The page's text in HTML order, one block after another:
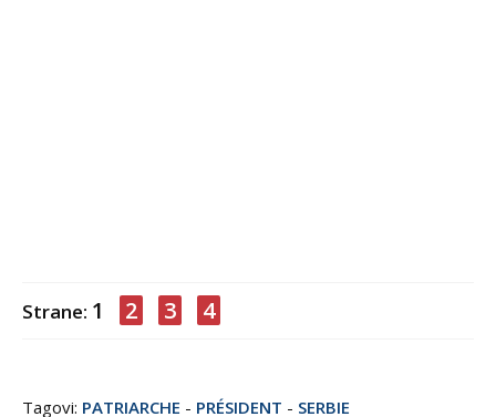
Strane: 1 2 3 4
Tagovi: PATRIARCHE - PRÉSIDENT - SERBIE